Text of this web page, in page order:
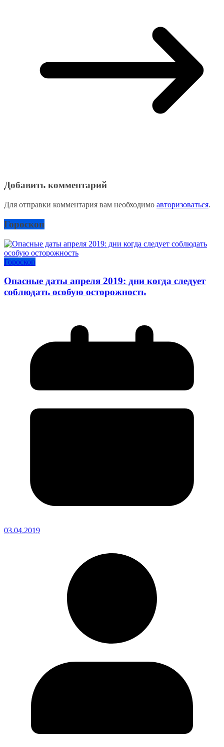
Добавить комментарий
Для отправки комментария вам необходимо авторизоваться.
Гороскоп
Гороскоп
Опасные даты апреля 2019: дни когда следует
соблюдать особую осторожность
03.04.2019